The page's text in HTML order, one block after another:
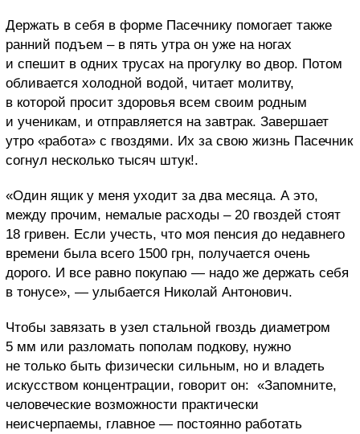
Держать в себя в форме Пасечнику помогает также
ранний подъем – в пять утра он уже на ногах
и спешит в одних трусах на прогулку во двор. Потом
обливается холодной водой, читает молитву,
в которой просит здоровья всем своим родным
и ученикам, и отправляется на завтрак. Завершает
утро «работа» с гвоздями. Их за свою жизнь Пасечник
согнул несколько тысяч штук!.
«Один ящик у меня уходит за два месяца. А это,
между прочим, немалые расходы – 20 гвоздей стоят
18 гривен. Если учесть, что моя пенсия до недавнего
времени была всего 1500 грн, получается очень
дорого. И все равно покупаю — надо же держать себя
в тонусе», — улыбается Николай Антонович.
Чтобы завязать в узел стальной гвоздь диаметром
5 мм или разломать пополам подкову, нужно
не только быть физически сильным, но и владеть
искусством концентрации, говорит он: «Запомните,
человеческие возможности практически
неисчерпаемы, главное — постоянно работать